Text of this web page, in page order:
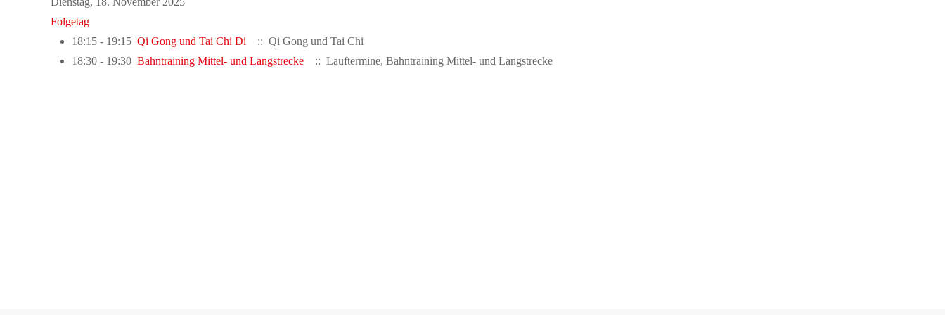
Folgetag
18:15 - 19:15 Qi Gong und Tai Chi Di
:: Qi Gong und Tai Chi
18:30 - 19:30 Bahntraining Mittel- und Langstrecke :: Lauftermine, Bahntraining Mittel- und Langstrecke